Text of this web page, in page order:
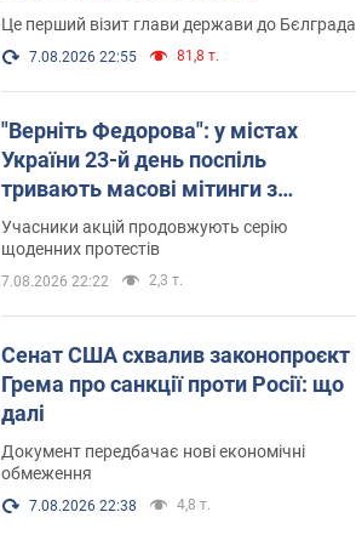
Це перший візит глави держави до Бєлграда
7.08.2026 22:55 81,8 т.
"Верніть Федорова": у містах
України 23-й день поспіль
тривають масові мітинги з
картонками. Фото і відео
Учасники акцій продовжують серію
щоденних протестів
7.08.2026 22:22 2,3 т.
Сенат США схвалив законопроєкт
Грема про санкції проти Росії: що
далі
Документ передбачає нові економічні
обмеження
7.08.2026 22:38 4,8 т.